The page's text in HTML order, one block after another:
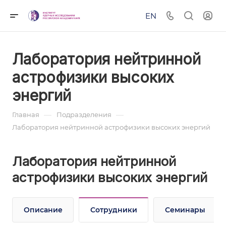
EN
Лаборатория нейтринной
астрофизики высоких
энергий
Главная — Подразделения —
Лаборатория нейтринной астрофизики высоких энергий
Лаборатория нейтринной
астрофизики высоких энергий
Описание Сотрудники Семинары